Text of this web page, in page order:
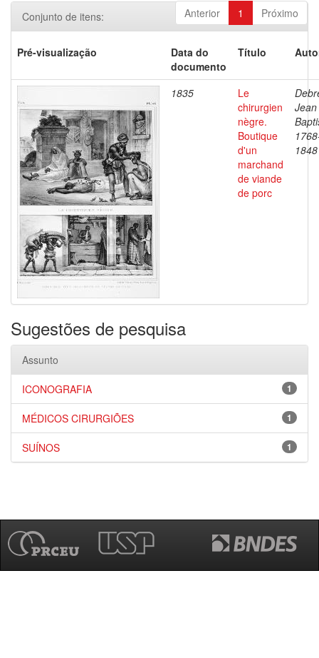
Anterior 1 Próximo
Conjunto de itens:
Pré-visualização
Data do
documento
Título
1835
Le
chirurgien
nègre.
Boutique
d'un
marchand
de viande
de porc
Jean
1848
Sugestões de pesquisa
Assunto
1
ICONOGRAFIA
1
MÉDICOS CIRURGIÕES
1
SUÍNOS